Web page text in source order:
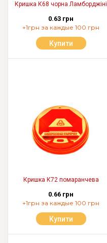
Кришка К68 чорна Ламборджіні
0.63 грн
+1грн за каждые 100 грн
Купити
Кришка К72 помаранчева
0.66 грн
+1грн за каждые 100 грн
Купити